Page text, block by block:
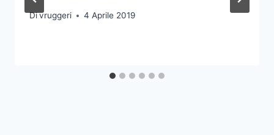
Divruggeri 4 Aprile 2019